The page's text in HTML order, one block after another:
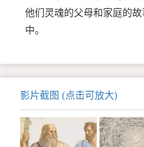
他们灵魂的父母和家庭的
中。
影片截图 (点击可放大)